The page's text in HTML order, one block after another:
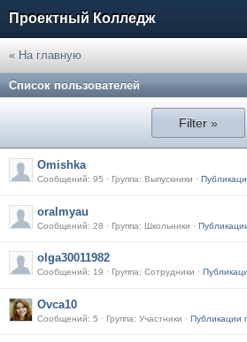
Проектный Колледж
« На главную
Список пользователей
Filter »
Omishka
Сообщений: 95 · Группа: Выпускники ·
oralmyau
Сообщений: 28 · Группа: Школьники ·
olga30011982
Сообщений: 19 · Группа: Сотрудники ·
Ovca10
Сообщений: 5 · Группа: Участники · Публикации